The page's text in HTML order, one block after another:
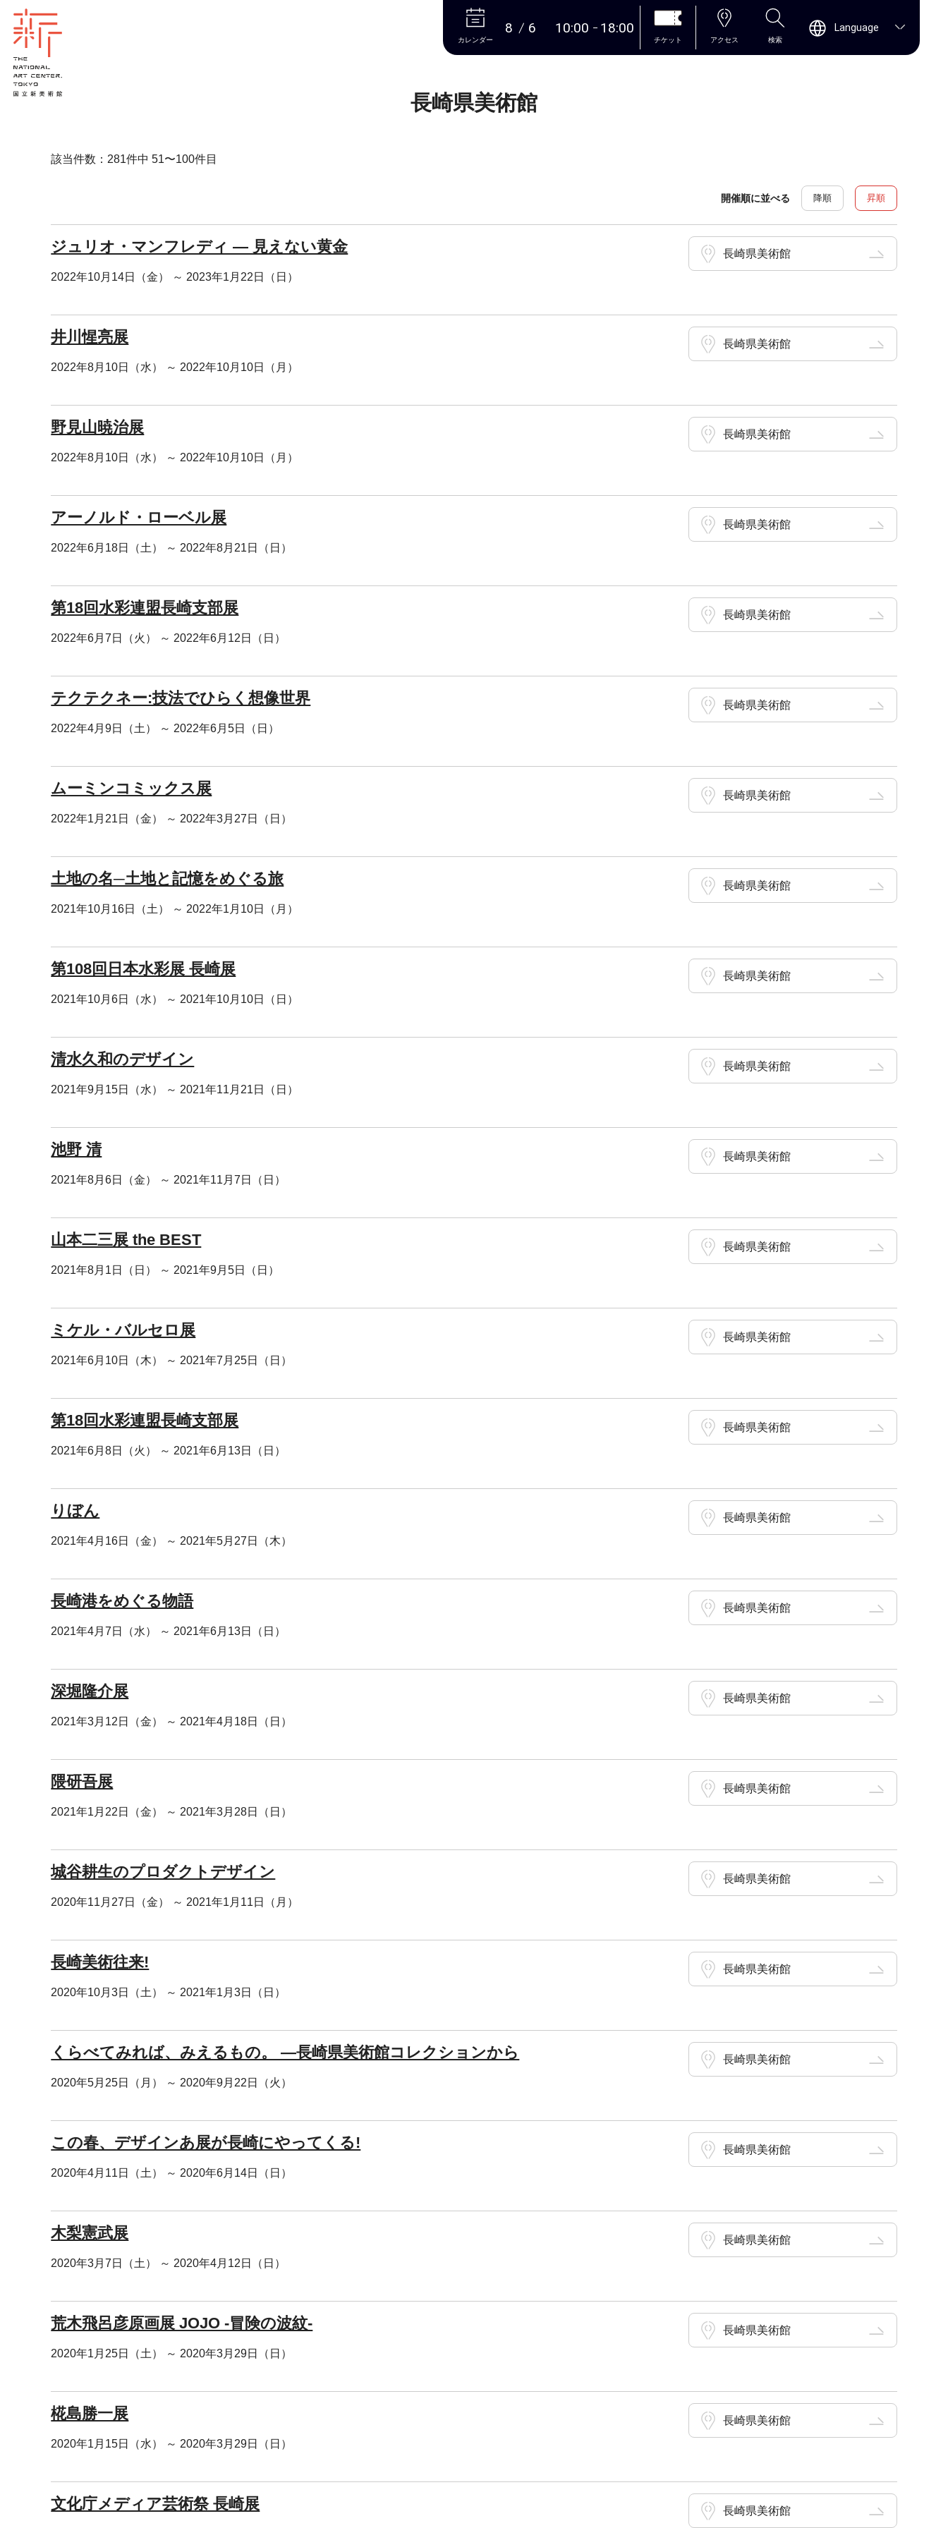
本文へ
カレンダー
8 6 10:00 18:00
チケット アクセス 検索
Language
長崎県美術館
該当件数：281件中 51〜100件目
開催順に並べる 降順 昇順
ジュリオ・マンフレディ ― 見えない黄金
2022年10月14日（金） ～ 2023年1月22日（日）
長崎県美術館
井川惺亮展
2022年8月10日（水） ～ 2022年10月10日（月）
長崎県美術館
野見山暁治展
2022年8月10日（水） ～ 2022年10月10日（月）
長崎県美術館
アーノルド・ローベル展
2022年6月18日（土） ～ 2022年8月21日（日）
長崎県美術館
第18回水彩連盟長崎支部展
2022年6月7日（火） ～ 2022年6月12日（日）
長崎県美術館
テクテクネー:技法でひらく想像世界
2022年4月9日（土） ～ 2022年6月5日（日）
長崎県美術館
ムーミンコミックス展
2022年1月21日（金） ～ 2022年3月27日（日）
長崎県美術館
土地の名─土地と記憶をめぐる旅
2021年10月16日（土） ～ 2022年1月10日（月）
長崎県美術館
第108回日本水彩展 長崎展
2021年10月6日（水） ～ 2021年10月10日（日）
長崎県美術館
清水久和のデザイン
2021年9月15日（水） ～ 2021年11月21日（日）
長崎県美術館
池野 清
2021年8月6日（金） ～ 2021年11月7日（日）
長崎県美術館
山本二三展 the BEST
2021年8月1日（日） ～ 2021年9月5日（日）
長崎県美術館
ミケル・バルセロ展
2021年6月10日（木） ～ 2021年7月25日（日）
長崎県美術館
第18回水彩連盟長崎支部展
2021年6月8日（火） ～ 2021年6月13日（日）
長崎県美術館
りぼん
2021年4月16日（金） ～ 2021年5月27日（木）
長崎県美術館
長崎港をめぐる物語
2021年4月7日（水） ～ 2021年6月13日（日）
長崎県美術館
深堀隆介展
2021年3月12日（金） ～ 2021年4月18日（日）
長崎県美術館
隈研吾展
2021年1月22日（金） ～ 2021年3月28日（日）
長崎県美術館
城谷耕生のプロダクトデザイン
2020年11月27日（金） ～ 2021年1月11日（月）
長崎県美術館
長崎美術往来!
2020年10月3日（土） ～ 2021年1月3日（日）
長崎県美術館
くらべてみれば、みえるもの。 ―長崎県美術館コレクションから
2020年5月25日（月） ～ 2020年9月22日（火）
長崎県美術館
この春、デザインあ展が長崎にやってくる!
2020年4月11日（土） ～ 2020年6月14日（日）
長崎県美術館
木梨憲武展
2020年3月7日（土） ～ 2020年4月12日（日）
長崎県美術館
荒木飛呂彦原画展 JOJO -冒険の波紋-
2020年1月25日（土） ～ 2020年3月29日（日）
長崎県美術館
椛島勝一展
2020年1月15日（水） ～ 2020年3月29日（日）
長崎県美術館
文化庁メディア芸術祭 長崎展 長崎県美術館